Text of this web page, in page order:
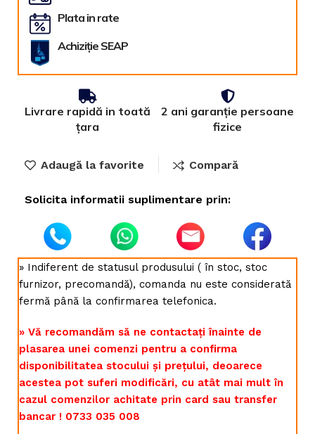
Plata in rate
Achiziție SEAP
Livrare rapidă in toată
țara
2 ani garanție persoane
fizice
Adaugă la favorite Compară
Solicita informatii suplimentare prin:
» Indiferent de statusul produsului ( în stoc, stoc
furnizor, precomandă), comanda nu este considerată
fermă până la confirmarea telefonica.
» Vă recomandăm să ne contactați înainte de
plasarea unei comenzi pentru a confirma
disponibilitatea stocului și prețului, deoarece
acestea pot suferi modificări, cu atât mai mult în
cazul comenzilor achitate prin card sau transfer
bancar ! 0733 035 008